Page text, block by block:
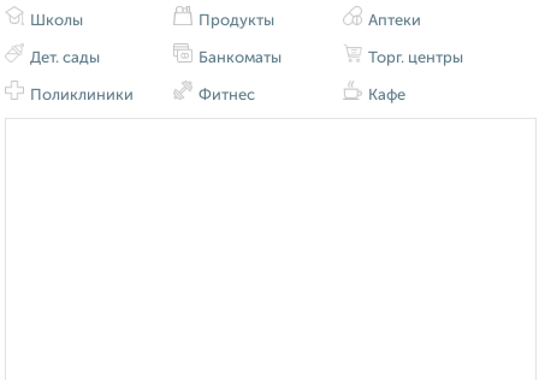
Школы
Дет. сады
Поликлиники
Продукты
Банкоматы
Фитнес
Аптеки
Торг. центры
Кафе